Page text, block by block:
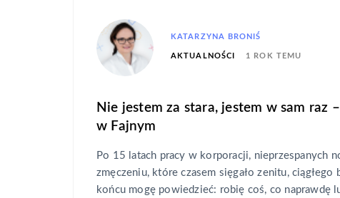
KATARZYNA BRONIŚ
AKTUALNOŚCI 1 ROK TEMU
Nie jestem za stara, jestem w sam raz
w Fajnym
Po 15 latach pracy w korporacji, nieprzespanych
zmęczeniu, które czasem sięgało zenitu, ciągłego
końcu mogę powiedzieć: robię coś, co naprawdę